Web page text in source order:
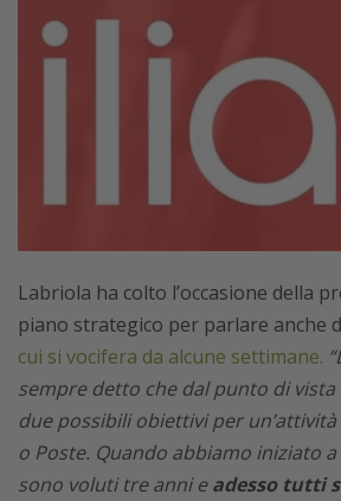
Labriola ha colto l’occasione della
piano strategico per parlare anche
cui si vocifera da alcune settimane.
sempre detto che dal punto di
due possibili obiettivi per
o Poste. Quando abbiamo iniziato
sono voluti tre anni eadesso tutti